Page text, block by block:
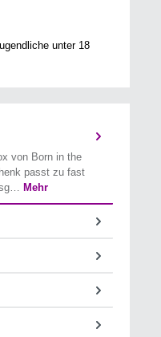
unter 18
von Born in the
passt zu fast
Mehr